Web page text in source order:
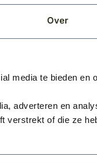
Over
media te bieden en
adverteren en
verstrekt of die ze